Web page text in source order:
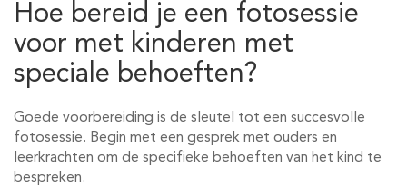
Hoe bereid je een fotosessie
voor met kinderen met
speciale behoeften?
Goede voorbereiding is de sleutel tot een succesvolle
fotosessie. Begin met een gesprek met ouders en
leerkrachten om de specifieke behoeften van het kind te
bespreken.